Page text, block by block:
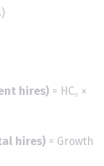
hires) = HC₀ ×
hires) = Growth